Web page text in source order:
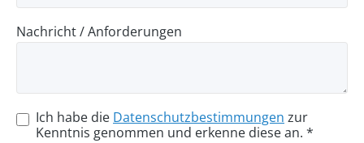
Nachricht / Anforderungen
Ich habe die Datenschutzbestimmungen zur
Kenntnis genommen und erkenne diese an. *